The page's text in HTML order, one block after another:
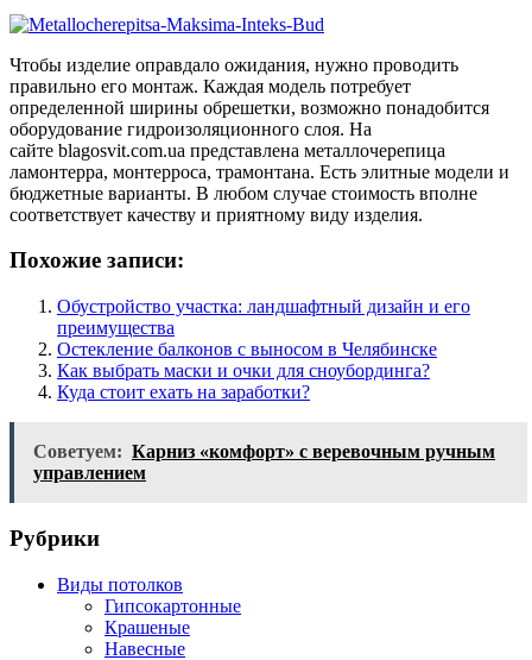
Чтобы изделие оправдало ожидания, нужно проводить
правильно его монтаж. Каждая модель потребует
определенной ширины обрешетки, возможно понадобится
оборудование гидроизоляционного слоя. На
сайте blagosvit.com.ua представлена металлочерепица
ламонтерра, монтерроса, трамонтана. Есть элитные модели и
бюджетные варианты. В любом случае стоимость вполне
соответствует качеству и приятному виду изделия.
Похожие записи:
Обустройство участка: ландшафтный дизайн и его
преимущества
Остекление балконов с выносом в Челябинске
Как выбрать маски и очки для сноубординга?
Куда стоит ехать на заработки?
Советуем: Карниз «комфорт» с веревочным ручным
управлением
Рубрики
Виды потолков
Гипсокартонные
Крашеные
Навесные